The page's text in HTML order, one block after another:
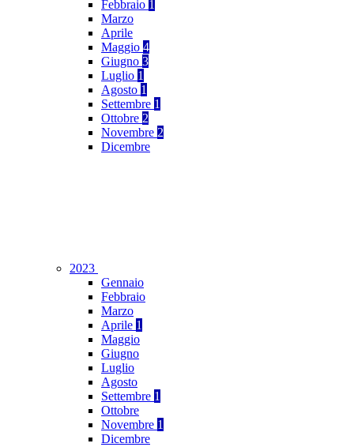
Febbraio 1
Marzo
Aprile
Maggio 4
Giugno 3
Luglio 1
Agosto 1
Settembre 1
Ottobre 2
Novembre 2
Dicembre
2023
Gennaio
Febbraio
Marzo
Aprile 1
Maggio
Giugno
Luglio
Agosto
Settembre 1
Ottobre
Novembre 1
Dicembre